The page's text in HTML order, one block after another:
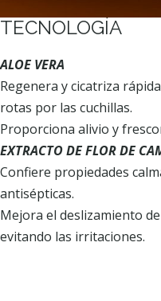
TECNOLOGÍA
ALOE VERA
Regenera y cicatriza
rotas por las cuchillas.
Proporciona alivio y
EXTRACTO DE FLOR DE
Confiere propiedades
antisépticas.
Mejora el deslizamiento
evitando las irritaciones.